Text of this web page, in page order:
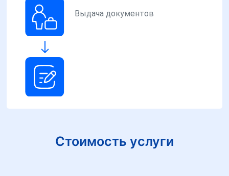
Выдача документов
Стоимость услуги